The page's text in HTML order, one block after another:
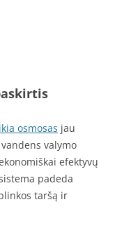
osmosas jau
valymo
efektyvų
padeda
taršą ir